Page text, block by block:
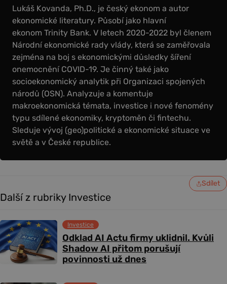
Lukáš Kovanda, Ph.D., je český ekonom a autor
ekonomické literatury. Působí jako hlavní
ekonom Trinity Bank. V letech 2020-2022 byl členem
Národní ekonomické rady vlády, která se zaměřovala
zejména na boj s ekonomickými důsledky šíření
onemocnění COVID-19. Je činný také jako
socioekonomický analytik při Organizaci spojených
národů (OSN). Analyzuje a komentuje
makroekonomická témata, investice i nové fenomény
typu sdílené ekonomiky, kryptoměn či fintechu.
Sleduje vývoj (geo)politické a ekonomické situace ve
světě a v České republice.
Sdílet
Další z rubriky Investice
Odklad AI Actu firmy uklidnil. Kvůli
Shadow AI přitom porušují
povinnosti už dnes
Investice